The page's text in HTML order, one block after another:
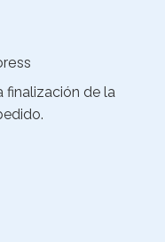
finalización de la